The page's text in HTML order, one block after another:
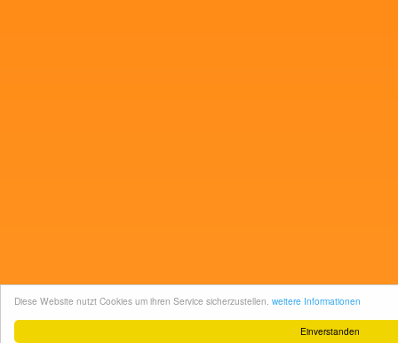
Einverstanden
Diese Website nutzt Cookies um ihren Service sicherzustellen. weitere Informationen